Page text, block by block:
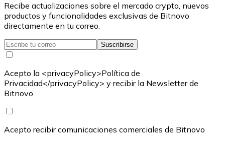
Recibe actualizaciones sobre el mercado crypto, nuevos
productos y funcionalidades exclusivas de Bitnovo
directamente en tu correo.
Suscribirse
Acepto la <privacyPolicy>Política de
Privacidad</privacyPolicy> y recibir la Newsletter de
Bitnovo
Acepto recibir comunicaciones comerciales de Bitnovo